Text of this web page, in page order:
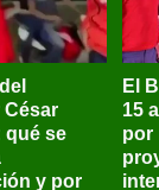
qué se
y por
El
15
por